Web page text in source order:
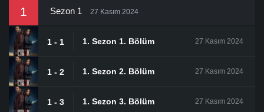
1 Sezon 1 27 Kasım 2024
1 - 1 1. Sezon 1. Bölüm 27 Kasım 2024
1 - 2 1. Sezon 2. Bölüm 27 Kasım 2024
1 - 3 1. Sezon 3. Bölüm 27 Kasım 2024